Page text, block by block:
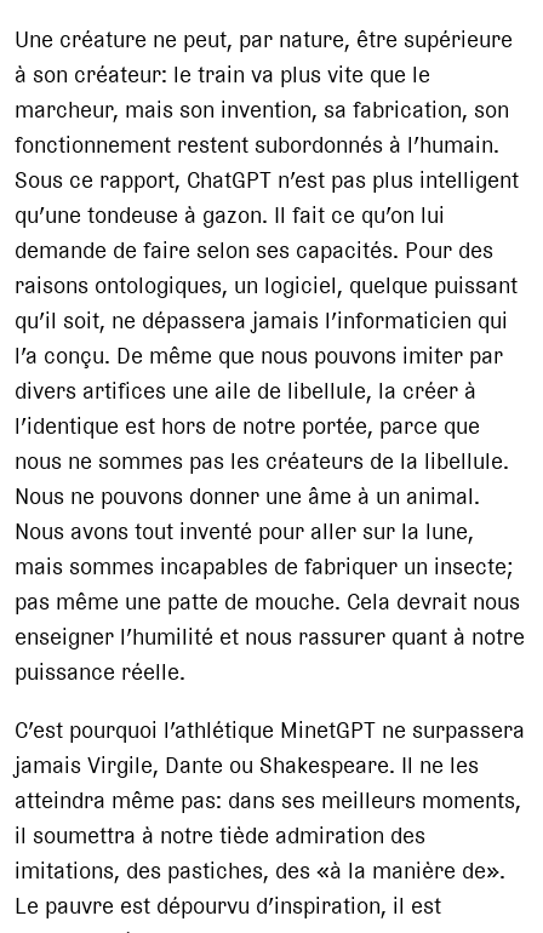
Une créature ne peut, par nature, être supérieure
à son créateur: le train va plus vite que le
marcheur, mais son invention, sa fabrication, son
fonctionnement restent subordonnés à l’humain.
Sous ce rapport, ChatGPT n’est pas plus intelligent
qu’une tondeuse à gazon. Il fait ce qu’on lui
demande de faire selon ses capacités. Pour des
raisons ontologiques, un logiciel, quelque puissant
qu’il soit, ne dépassera jamais l’informaticien qui
l’a conçu. De même que nous pouvons imiter par
divers artifices une aile de libellule, la créer à
l’identique est hors de notre portée, parce que
nous ne sommes pas les créateurs de la libellule.
Nous ne pouvons donner une âme à un animal.
Nous avons tout inventé pour aller sur la lune,
mais sommes incapables de fabriquer un insecte;
pas même une patte de mouche. Cela devrait nous
enseigner l’humilité et nous rassurer quant à notre
puissance réelle.
C’est pourquoi l’athlétique MinetGPT ne surpassera
jamais Virgile, Dante ou Shakespeare. Il ne les
atteindra même pas: dans ses meilleurs moments,
il soumettra à notre tiède admiration des
imitations, des pastiches, des «à la manière de».
Le pauvre est dépourvu d’inspiration, il est